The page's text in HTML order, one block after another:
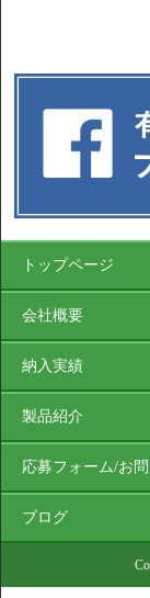
トップページ
会社概要
納入実績
製品紹介
応募フォーム/お
ブログ